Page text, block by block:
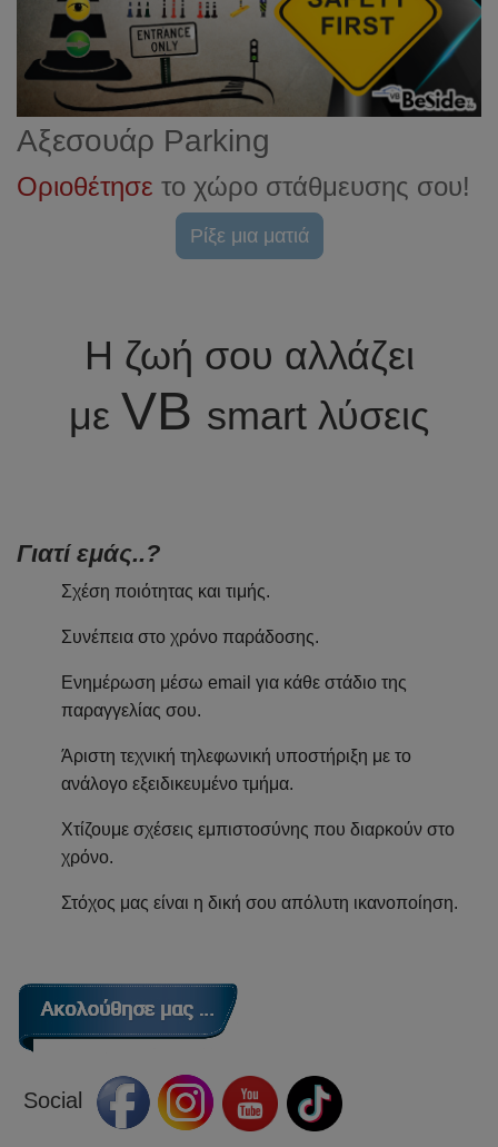
Αξεσουάρ Parking
Οριοθέτησε το χώρο στάθμευσης σου!
Ρίξε μια ματιά
Η ζωή σου αλλάζει
με VB smart λύσεις
Γιατί εμάς..?
Σχέση ποιότητας και τιμής.
Συνέπεια στο χρόνο παράδοσης.
Ενημέρωση μέσω email για κάθε στάδιο της
παραγγελίας σου.
Άριστη τεχνική τηλεφωνική υποστήριξη με το
ανάλογο εξειδικευμένο τμήμα.
Χτίζουμε σχέσεις εμπιστοσύνης που διαρκούν στο
χρόνο.
Στόχος μας είναι η δική σου απόλυτη ικανοποίηση.
Social